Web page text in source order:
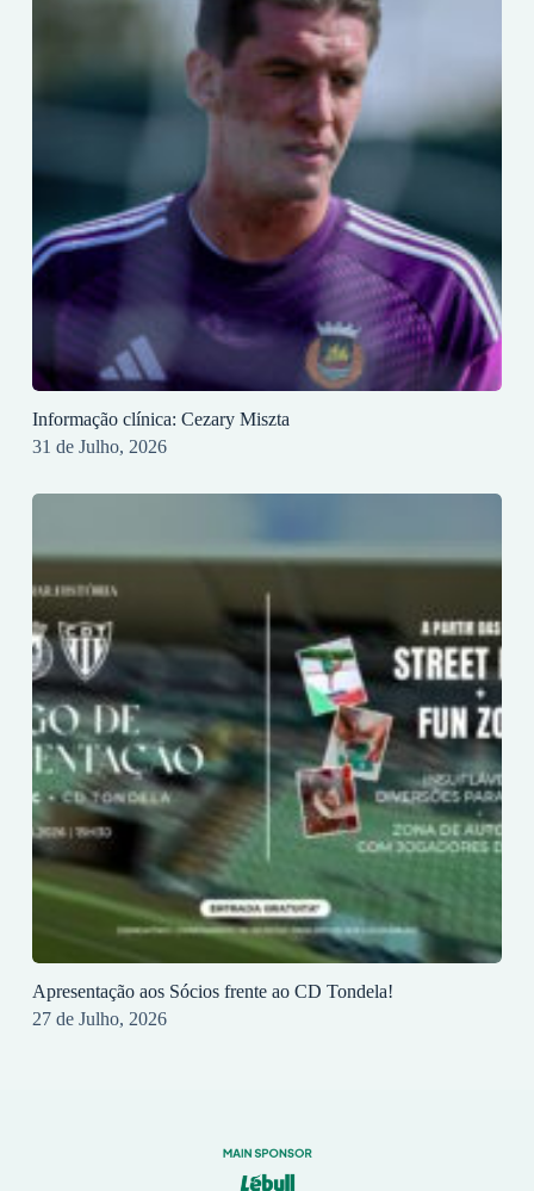
Informação clínica: Cezary Miszta
31 de Julho, 2026
Apresentação aos Sócios frente ao CD Tondela!
27 de Julho, 2026